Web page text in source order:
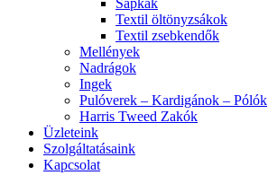
Sapkák
Textil öltönyzsákok
Textil zsebkendők
Mellények
Nadrágok
Ingek
Pulóverek – Kardigánok – Pólók
Harris Tweed Zakók
Üzleteink
Szolgáltatásaink
Kapcsolat